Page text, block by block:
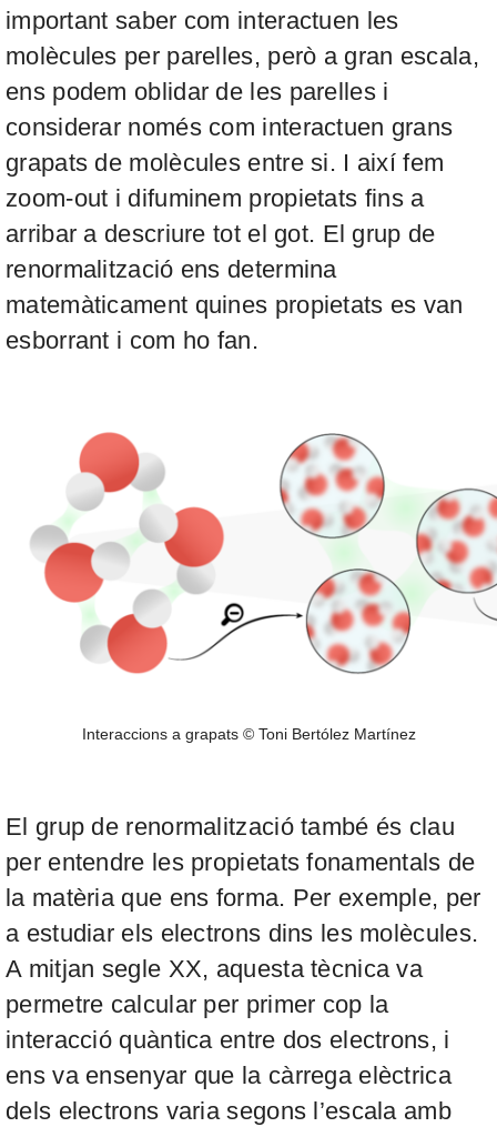
important saber com interactuen les
molècules per parelles, però a gran escala,
ens podem oblidar de les parelles i
considerar només com interactuen grans
grapats de molècules entre si. I així fem
zoom-out i difuminem propietats fins a
arribar a descriure tot el got. El grup de
renormalització ens determina
matemàticament quines propietats es van
esborrant i com ho fan.
Interaccions a grapats © Toni Bertólez Martínez
El grup de renormalització també és clau
per entendre les propietats fonamentals de
la matèria que ens forma. Per exemple, per
a estudiar els electrons dins les molècules.
A mitjan segle XX, aquesta tècnica va
permetre calcular per primer cop la
interacció quàntica entre dos electrons, i
ens va ensenyar que la càrrega elèctrica
dels electrons varia segons l’escala amb